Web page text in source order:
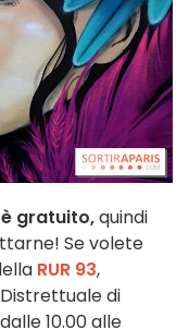
gratuito,quindi
Se volete
RUR 93,
di
10.00 alle